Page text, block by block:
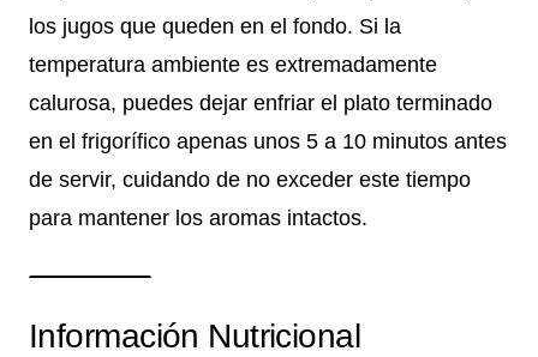
los jugos que queden en el fondo. Si la
temperatura ambiente es extremadamente
calurosa, puedes dejar enfriar el plato terminado
en el frigorífico apenas unos 5 a 10 minutos antes
de servir, cuidando de no exceder este tiempo
para mantener los aromas intactos.
Información Nutricional